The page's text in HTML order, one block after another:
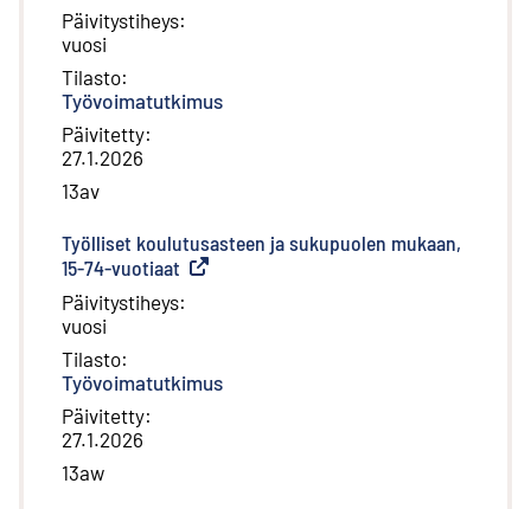
Päivitystiheys:
vuosi
Tilasto:
Työvoimatutkimus
Päivitetty:
27.1.2026
13av
Työlliset koulutusasteen ja sukupuolen mukaan,
15-74-vuotiaat Ulkoinen linkki
Päivitystiheys:
vuosi
Tilasto:
Työvoimatutkimus
Päivitetty:
27.1.2026
13aw